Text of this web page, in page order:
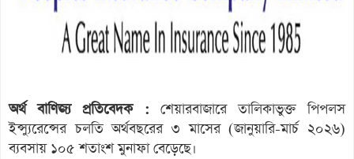
অর্থ বাণিজ্য প্রতিবেদক : শেয়ারবাজারে তালিকাভুক্ত পিপলস
ইন্স্যুরেন্সের চলতি অর্থবছরের ৩ মাসের (জানুয়ারি-মার্চ ২০২৬)
ব্যবসায় ১০৫ শতাংশ মুনাফা বেড়েছে।